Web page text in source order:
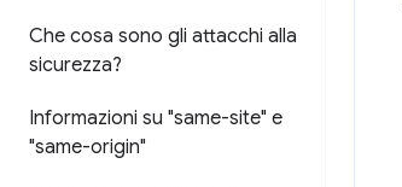
Che cosa sono gli attacchi alla
sicurezza?
Informazioni su "same-site" e
"same-origin"